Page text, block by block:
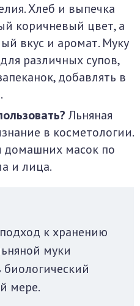
Хлеб и выпечка
коричневый цвет, а
вкус и аромат. Муку
различных супов,
добавлять в
Льняная
в косметологии.
домашних масок по
и лица.
к хранению
муки
мере.